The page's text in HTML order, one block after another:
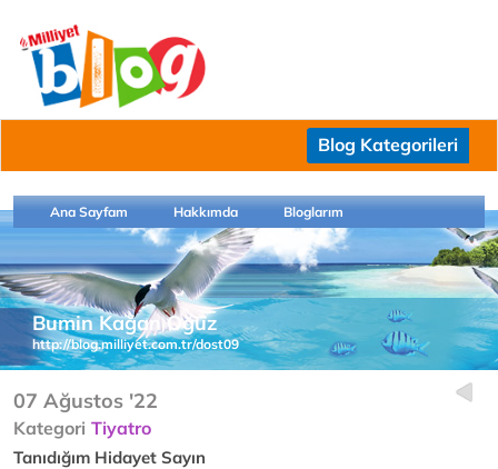
Blog Kategorileri
Ana Sayfam Hakkımda Bloglarım
Bumin Kağan Oğuz
http://blog.milliyet.com.tr/dost09
07 Ağustos '22
Kategori Tiyatro
Tanıdığım Hidayet Sayın